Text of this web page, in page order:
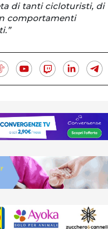
di tanti cicloturisti, di
comportamenti